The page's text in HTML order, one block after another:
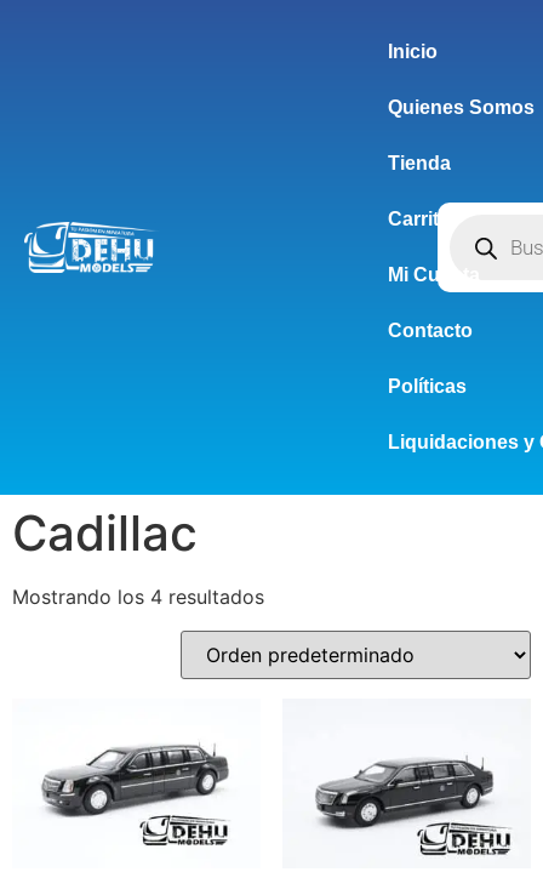
Inicio
Quienes Somos
Tienda
Carrito
Mi Cuenta
Contacto
Políticas
Liquidaciones y
Cadillac
Mostrando los 4 resultados